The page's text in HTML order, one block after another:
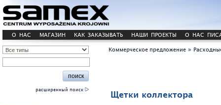
О НАС МАГАЗИН КАК ЗАКАЗЫВАТЬ НАШИ ПРОЕКТЫ О НАС
расширенный поиск
Коммерческое предложение »
Щетки коллектора